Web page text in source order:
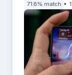
71.8% match